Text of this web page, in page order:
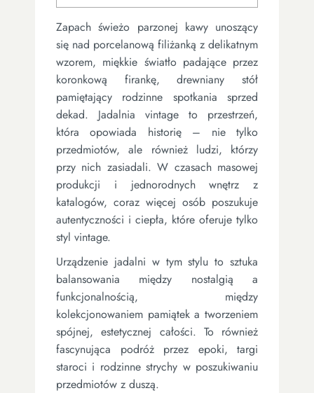
Zapach świeżo parzonej kawy unoszący
się nad porcelanową filiżanką z delikatnym
wzorem, miękkie światło padające przez
koronkową firankę, drewniany stół
pamiętający rodzinne spotkania sprzed
dekad. Jadalnia vintage to przestrzeń,
która opowiada historię – nie tylko
przedmiotów, ale również ludzi, którzy
przy nich zasiadali. W czasach masowej
produkcji i jednorodnych wnętrz z
katalogów, coraz więcej osób poszukuje
autentyczności i ciepła, które oferuje tylko
styl vintage.
Urządzenie jadalni w tym stylu to sztuka
balansowania między nostalgią a
funkcjonalnością, między
kolekcjonowaniem pamiątek a tworzeniem
spójnej, estetycznej całości. To również
fascynująca podróż przez epoki, targi
staroci i rodzinne strychy w poszukiwaniu
przedmiotów z duszą.